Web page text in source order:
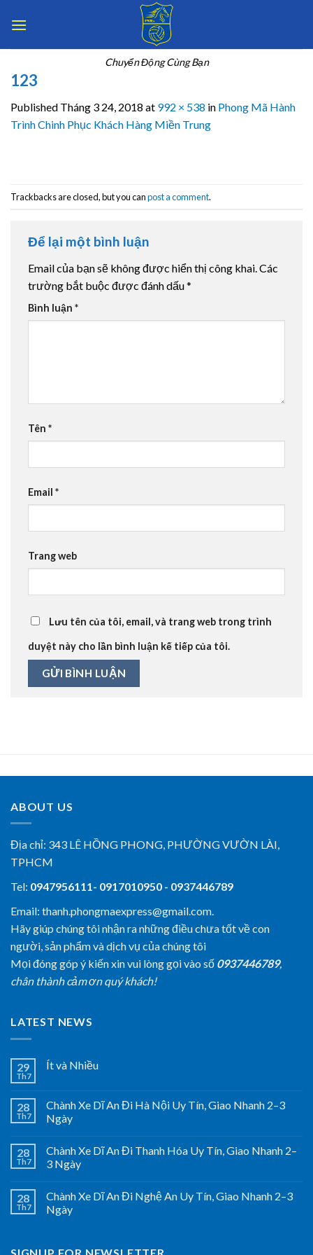
Chuyển Động Cùng Bạn
123
Published Tháng 3 24, 2018 at 992 × 538 in Phong Mã Hành
Trình Chinh Phục Khách Hàng Miền Trung
Trackbacks are closed, but you canpost a comment.
Để lại một bình luận
Email của bạn sẽ không được hiển thị công khai.Các
trường bắt buộc được đánh dấu*
Bình luận *
Tên *
Email *
Trang web
Lưu tên của tôi, email, và trang web trong trình
duyệt này cho lần bình luận kế tiếp của tôi.
ABOUT US
Địa chỉ: 343 LÊ HỒNG PHONG, PHƯỜNG VƯỜN LÀI,
TPHCM
Tel: 0947956111- 0917010950 - 0937446789
Email: thanh.phongmaexpress@gmail.com.
Hãy giúp chúng tôi nhận ra những điều chưa tốt về con
người, sản phẩm và dịch vụ của chúng tôi
Mọi đóng góp ý kiến xin vui lòng gọi vào số 0937446789,
chân thành cảm ơn quý khách!
LATEST NEWS
29
Th7
Ít và Nhiều
28
Th7
Chành Xe Dĩ An Đi Hà Nội Uy Tín, Giao Nhanh 2–3
Ngày
28
Th7
Chành Xe Dĩ An Đi Thanh Hóa Uy Tín, Giao Nhanh 2–
3 Ngày
28
Th7
Chành Xe Dĩ An Đi Nghệ An Uy Tín, Giao Nhanh 2–3
Ngày